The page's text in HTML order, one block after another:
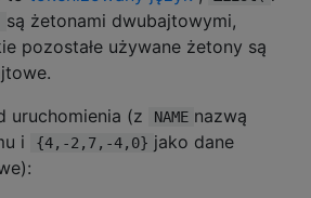
są żetonami dwubajtowymi,
pozostałe używane żetony są
uruchomienia (z
NAME nazwą
i
{4,-2,7,-4,0} jako dane